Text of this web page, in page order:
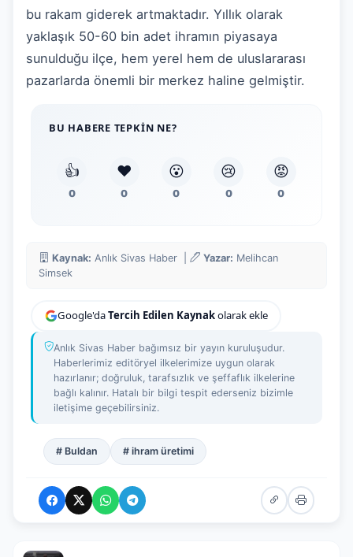
bu rakam giderek artmaktadır. Yıllık olarak
yaklaşık 50-60 bin adet ihramın piyasaya
sunulduğu ilçe, hem yerel hem de uluslararası
pazarlarda önemli bir merkez haline gelmiştir.
BU HABERE TEPKIN NE?
👍
0
❤️
0
😮
0
😢
0
😡
0
Kaynak: Anlık Sivas Haber | Yazar: Melihcan
Simsek
Google'daTercih Edilen Kaynakolarak ekle
Anlık Sivas Haber bağımsız bir yayın kuruluşudur.
Haberlerimiz editöryel ilkelerimize uygun olarak
hazırlanır; doğruluk, tarafsızlık ve şeffaflık ilkelerine
bağlı kalınır. Hatalı bir bilgi tespit ederseniz bizimle
iletişime geçebilirsiniz.
# Buldan # ihram üretimi